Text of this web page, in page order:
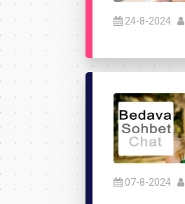
24-8-2024
07-8-2024